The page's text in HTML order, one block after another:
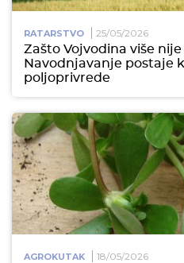
RATARSTVO 25/05/2026
Zašto Vojvodina više nije
Navodnjavanje postaje
poljoprivrede
AGROKUTAK 18/05/2026